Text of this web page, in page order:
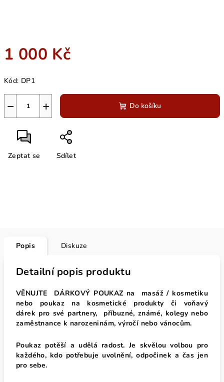
1 000 Kč
cena:
Kód: DP1
+
− Do košíku
Zeptat se Sdílet
Popis Diskuze
Detailní popis produktu
VĚNUJTE DÁRKOVÝ POUKAZ na masáž / kosmetiku
nebo poukaz na kosmetické produkty či voňavý
dárek pro své partnery, příbuzné, známé, kolegy nebo
zaměstnance k narozeninám, výročí nebo vánocům.
Poukaz potěší a udělá radost. Je skvělou volbou pro
každého, kdo potřebuje uvolnění, odpočinek a čas jen
pro sebe.